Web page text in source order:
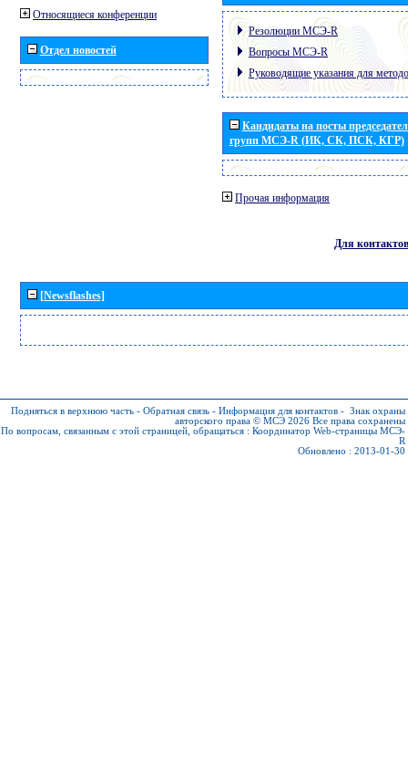
Относящиеся конференции
Отдел новостей
Резолюции МСЭ-R
Вопросы МСЭ-R
Руководящие указания для
Кандидаты на посты
групп МСЭ-R (ИК, СК, ПСК, КГР)
Прочая информация
Для контактов
[Newsflashes]
Подняться в верхнюю часть - Обратная связь - Информация для контактов - Знак охраны
авторского права © МСЭ 2026 Все права сохранены
По вопросам, связанным с этой страницей, обращаться : Координатор Web-страницы МСЭ-
R
Обновлено : 2013-01-30